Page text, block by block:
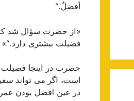
أفضلُ.“
«از حضرت سؤال شد
فضیلت بیشتری دارد.“»
حضرت در اینجا فضیلت
در عین افضل بودن